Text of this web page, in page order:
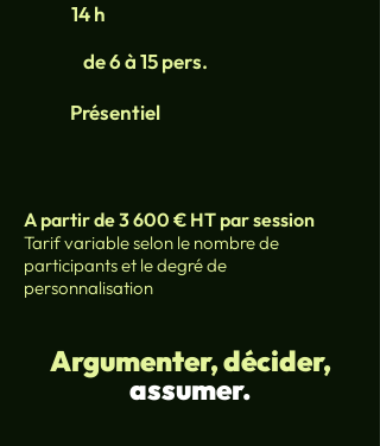
14 h
de 6 à 15 pers.
Présentiel
A partir de 3 600 € HT par session
Tarif variable selon le nombre de
participants et le degré de
personnalisation
Argumenter, décider,
assumer.